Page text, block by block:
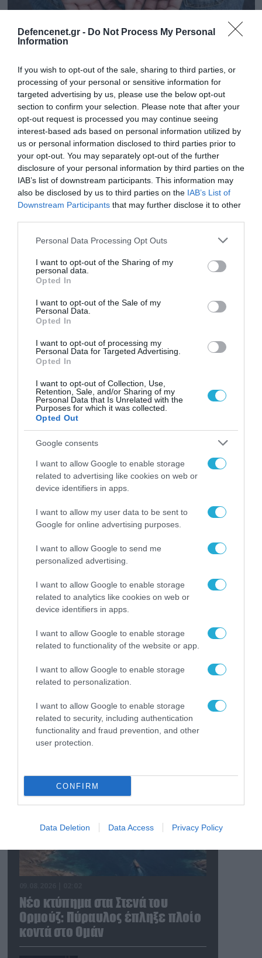
Defencenet.gr - Do Not Process My Personal
Information
If you wish to opt-out of the sale, sharing to third parties, or
processing of your personal or sensitive information for
targeted advertising by us, please use the below opt-out
section to confirm your selection. Please note that after your
opt-out request is processed you may continue seeing
interest-based ads based on personal information utilized by
us or personal information disclosed to third parties prior to
your opt-out. You may separately opt-out of the further
disclosure of your personal information by third parties on the
IAB’s list of downstream participants. This information may
also be disclosed by us to third parties on the IAB’s List of
Downstream Participants that may further disclose it to other
Please note that this website/app uses one or more Google
not limited to your visit or usage behaviour. You may click to
grant or deny consent to Google and its third-party tags to
use your data for below specified purposes in below Google
consent section.
Personal Data Processing Opt Outs
I want to opt-out of the Sharing of my
personal data.
Opted In
I want to opt-out of the Sale of my
Personal Data.
Opted In
I want to opt-out of processing my
Personal Data for Targeted Advertising.
Opted In
I want to opt-out of Collection, Use,
Retention, Sale, and/or Sharing of my
Personal Data that Is Unrelated with the
Purposes for which it was collected.
Opted Out
Google consents
I want to allow Google to enable storage
related to advertising like cookies on web or
device identifiers in apps.
I want to allow my user data to be sent to
Google for online advertising purposes.
I want to allow Google to send me
personalized advertising.
I want to allow Google to enable storage
related to analytics like cookies on web or
device identifiers in apps.
I want to allow Google to enable storage
related to functionality of the website or app.
I want to allow Google to enable storage
related to personalization.
I want to allow Google to enable storage
related to security, including authentication
functionality and fraud prevention, and other
user protection.
CONFIRM
Data Deletion Data Access Privacy Policy
23.09.2025 | 17:14
Πειραιάς: Συνελήφθη 40χρονος για κλοπές
και διαρρήξεις σε καταστήματα
Τι βρέθηκε στο σπίτι του
26.06.2025 | 10:41
Πάνω από 250 εκατ. ευρώ υπολογίζεται η
ζημιά για το Δημόσιο στην υπόθεση των
τελωνείων και των κινεζικών πατινιών!
Αρχηγός της εγκληματικής οργάνωσης φέρεται να
είναι μία Κινέζα
11.04.2025 | 17:12
Περισσότερα από 50 κιλά κοκαΐνης
κατασχέθηκαν στο λιμάνι του Πειραιά
(φωτο)
Προανάκριση διενεργείται από το Κεντρικό
Λιμεναρχείο Πειραιά
FOCUS ON
Νέο κτύπημα στα Στενά του
Ορμούζ: Πύραυλος έπληξε πλοίο
κοντά στο Ομάν